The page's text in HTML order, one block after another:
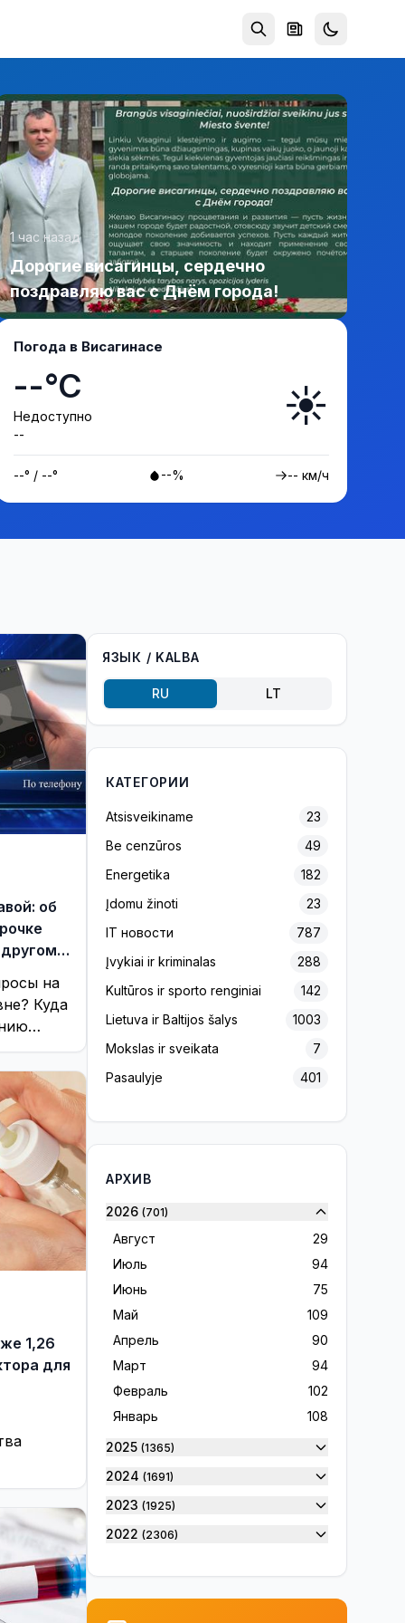
1 час назад
Дорогие висагинцы, сердечно
поздравляю вас с Днём города!
Погода в Висагинасе
--°C
Недоступно
--
☀️
--° / --° --% -- км/ч
об
на
Куда
1,26
для
ЯЗЫК / KALBA
RU LT
КАТЕГОРИИ
Atsisveikiname
23
Be cenzūros
49
Energetika
182
Įdomu žinoti
23
IT новости
787
Įvykiai ir kriminalas
288
Kultūros ir sporto renginiai
142
Lietuva ir Baltijos šalys
1003
Mokslas ir sveikata
7
Pasaulyje
401
Verslas ir ekonomika
10
Visaginas ir visaginiečiai
16
Visagine
1210
Без цензуры
230
Благодарность
36
Вакансии
14
В Висагинасе
9159
Висагинас и висагинцы
156
В Мире
4779
Выборы 2019
98
Выборы 2024
61
АРХИВ
2026 (701)
Август
29
Июль
94
Июнь
75
Май
109
Апрель
90
Март
94
Февраль
102
Январь
108
2025 (1365)
2024 (1691)
2023 (1925)
2022 (2306)